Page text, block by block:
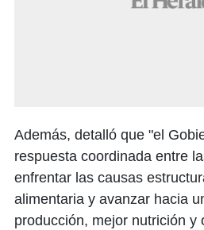
Además, detalló que "el
respuesta coordinada entre
enfrentar las causas
alimentaria y avanzar hacia
producción, mejor nutrición y